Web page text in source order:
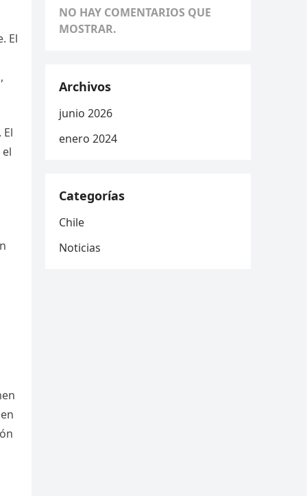
El
NO HAY COMENTARIOS QUE
MOSTRAR.
Archivos
junio 2026
enero 2024
Categorías
Chile
Noticias